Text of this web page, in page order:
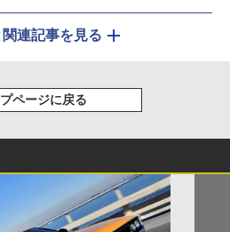
関連記事を見る
プページに戻る